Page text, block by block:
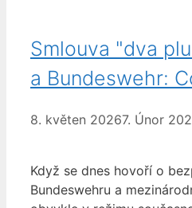
Smlouva "dva
a Bundeswehr:
8. květen 20267. Únor
Když se dnes hovoří o
Bundeswehru a